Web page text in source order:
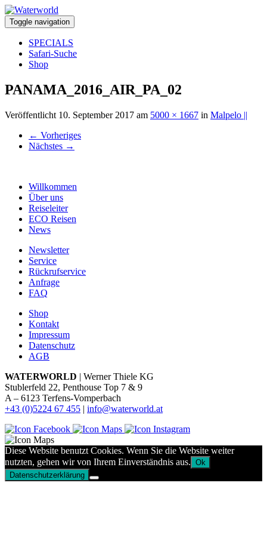
Toggle navigation
SPECIALS
Safari-Suche
Shop
PANAMA_2016_AIR_PA_02
Veröffentlicht 10. September 2017 am 5000 × 1667 in Malpelo ||
← Vorheriges
Nächstes →
Willkommen
Über uns
Reiseleiter
ECO Reisen
News
Newsletter
Service
Rückrufservice
Anfrage
FAQ
Shop
Kontakt
Impressum
Datenschutz
AGB
WATERWORLD | Werner Thiele KG
Stublerfeld 22, Penthouse Top 7 & 9
A – 6123 Terfens-Vomperbach
+43 (0)5224 67 455 | info@waterworld.at
Diese Website benutzt Cookies. Wenn Sie die Website weiter
nutzten, gehen wir von Ihrem Einverständnis aus. Ok
Datenschutzerklärung